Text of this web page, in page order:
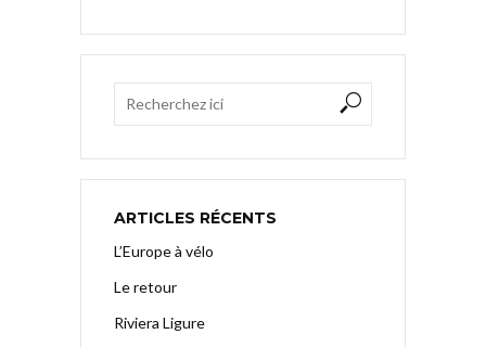
ARTICLES RÉCENTS
L’Europe à vélo
Le retour
Riviera Ligure